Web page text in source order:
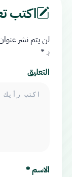
اكتب
لن يتم نشر
بـ*
التعليق
الاسم*